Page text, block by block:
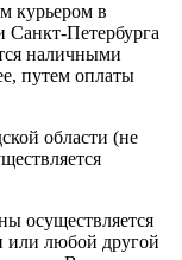
курьером в
Санкт-Петербурга
наличными
путем оплаты
области (не
осуществляется
любой другой